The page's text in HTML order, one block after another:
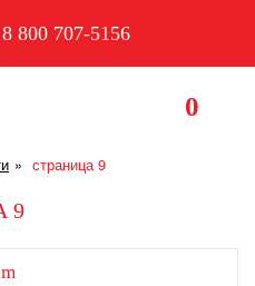
8 800 707-5156
0
страница 9
9